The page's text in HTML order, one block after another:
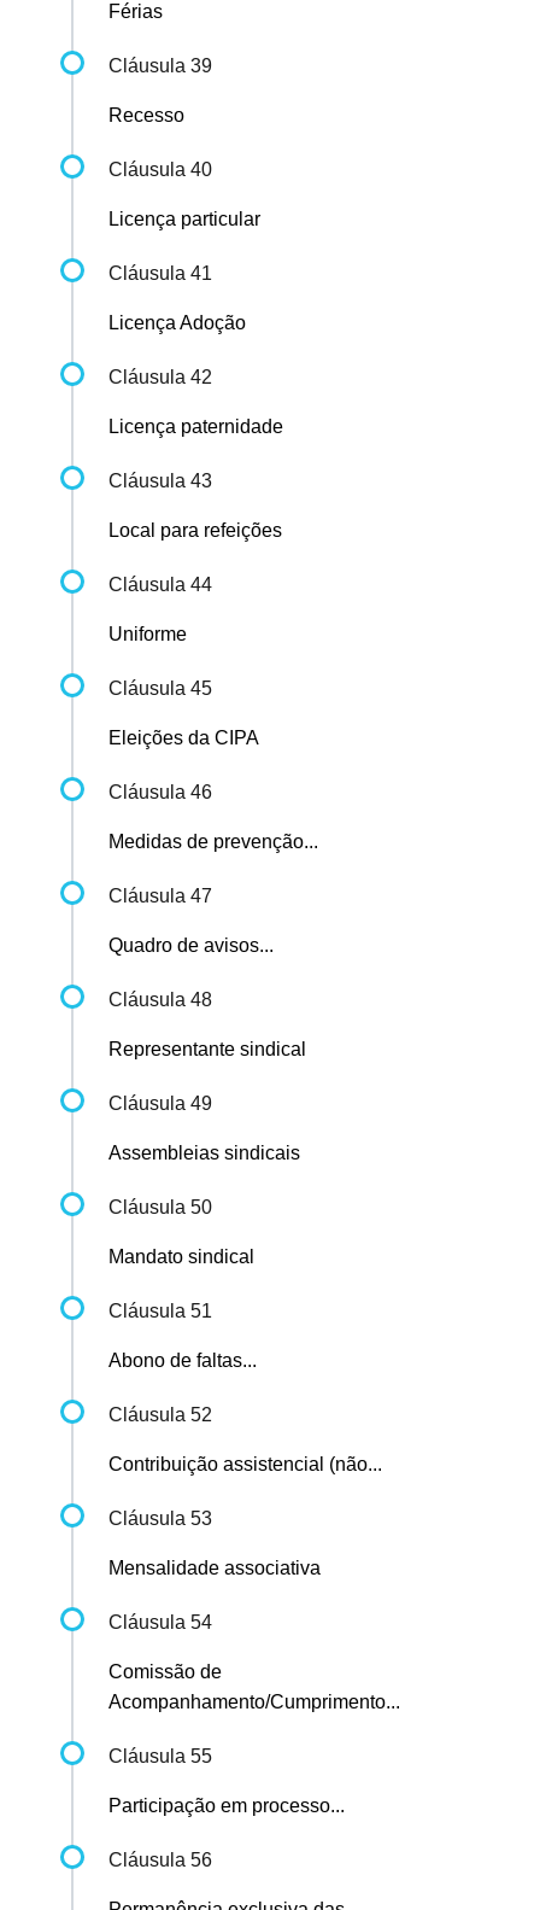
Férias
Cláusula 39
Recesso
Cláusula 40
Licença particular
Cláusula 41
Licença Adoção
Cláusula 42
Licença paternidade
Cláusula 43
Local para refeições
Cláusula 44
Uniforme
Cláusula 45
Eleições da CIPA
Cláusula 46
Medidas de prevenção...
Cláusula 47
Quadro de avisos...
Cláusula 48
Representante sindical
Cláusula 49
Assembleias sindicais
Cláusula 50
Mandato sindical
Cláusula 51
Abono de faltas...
Cláusula 52
Contribuição assistencial (não...
Cláusula 53
Mensalidade associativa
Cláusula 54
Comissão de
Acompanhamento/Cumprimento...
Cláusula 55
Participação em processo...
Cláusula 56